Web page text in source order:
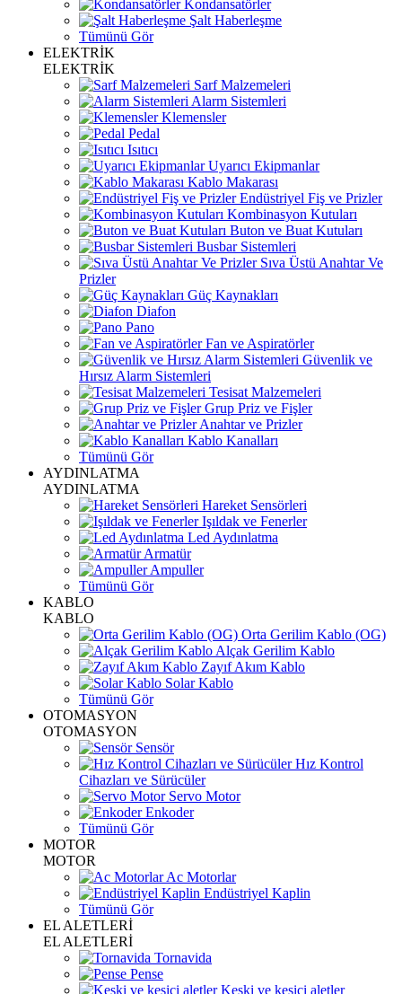
Kondansatörler
Şalt Haberleşme
Tümünü Gör
ELEKTRİK
ELEKTRİK
Sarf Malzemeleri
Alarm Sistemleri
Klemensler
Pedal
Isıtıcı
Uyarıcı Ekipmanlar
Kablo Makarası
Endüstriyel Fiş ve Prizler
Kombinasyon Kutuları
Buton ve Buat Kutuları
Busbar Sistemleri
Sıva Üstü Anahtar Ve
Prizler
Güç Kaynakları
Diafon
Pano
Fan ve Aspiratörler
Güvenlik ve
Hırsız Alarm Sistemleri
Tesisat Malzemeleri
Grup Priz ve Fişler
Anahtar ve Prizler
Kablo Kanalları
Tümünü Gör
AYDINLATMA
AYDINLATMA
Hareket Sensörleri
Işıldak ve Fenerler
Led Aydınlatma
Armatür
Ampuller
Tümünü Gör
KABLO
KABLO
Orta Gerilim Kablo (OG)
Alçak Gerilim Kablo
Zayıf Akım Kablo
Solar Kablo
Tümünü Gör
OTOMASYON
OTOMASYON
Sensör
Hız Kontrol
Cihazları ve Sürücüler
Servo Motor
Enkoder
Tümünü Gör
MOTOR
MOTOR
Ac Motorlar
Endüstriyel Kaplin
Tümünü Gör
EL ALETLERİ
EL ALETLERİ
Tornavida
Pense
Keski ve kesici aletler